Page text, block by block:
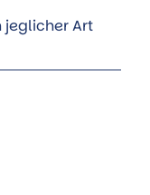
jeglicher Art